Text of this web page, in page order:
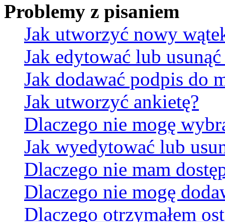
Problemy z pisaniem
Jak utworzyć nowy
Jak edytować lub usunąć
Jak dodawać podpis do
Jak utworzyć ankietę?
Dlaczego nie mogę
Jak wyedytować lub
Dlaczego nie mam
Dlaczego nie mogę
Dlaczego otrzymałem